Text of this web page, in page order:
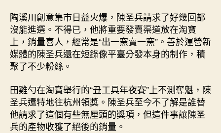
陶溪川創意集市日益火爆，陳圣兵請求了好幾回都
沒能進選。不得已，他將重要發賣渠道放在淘寶
上，銷量喜人，經常是“出一窯賣一窯”。善於運營新
媒體的陳圣兵還在短錄像平臺分發本身的制作，積
聚了不少粉絲。
田雞勺在淘寶舉行的“丑工具年夜賽”上不測奪魁，陳
圣兵還特地往杭州領獎。陳圣兵至今不了解是誰替
他請求了這個有些無厘頭的獎項，但這件事讓陳圣
兵的產物收獲了絕後的銷量。